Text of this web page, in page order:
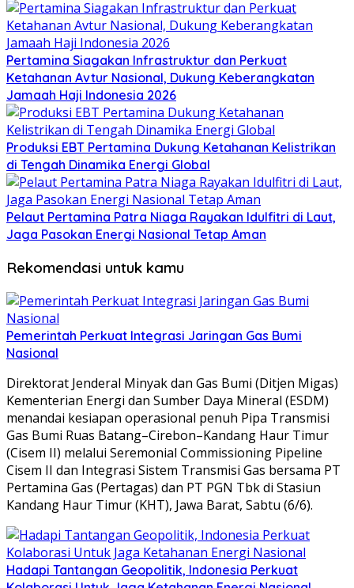
Pertamina Siagakan Infrastruktur dan Perkuat
Ketahanan Avtur Nasional, Dukung Keberangkatan
Jamaah Haji Indonesia 2026
Produksi EBT Pertamina Dukung Ketahanan Kelistrikan
di Tengah Dinamika Energi Global
Pelaut Pertamina Patra Niaga Rayakan Idulfitri di Laut,
Jaga Pasokan Energi Nasional Tetap Aman
Rekomendasi untuk kamu
Pemerintah Perkuat Integrasi Jaringan Gas Bumi
Nasional
Direktorat Jenderal Minyak dan Gas Bumi (Ditjen Migas)
Kementerian Energi dan Sumber Daya Mineral (ESDM)
menandai kesiapan operasional penuh Pipa Transmisi
Gas Bumi Ruas Batang–Cirebon–Kandang Haur Timur
(Cisem II) melalui Seremonial Commissioning Pipeline
Cisem II dan Integrasi Sistem Transmisi Gas bersama PT
Pertamina Gas (Pertagas) dan PT PGN Tbk di Stasiun
Kandang Haur Timur (KHT), Jawa Barat, Sabtu (6/6).
Hadapi Tantangan Geopolitik, Indonesia Perkuat